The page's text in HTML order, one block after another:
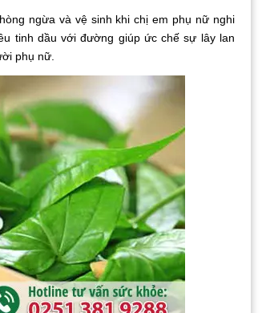
ngừa và vệ sinh khi chị em phụ nữ nghi
tinh dầu với đường giúp ức chế sự lây lan
phụ nữ.